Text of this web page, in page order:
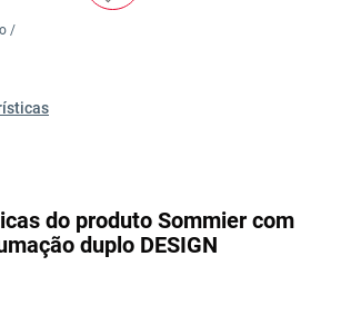
/
do produto Sommier com
duplo DESIGN